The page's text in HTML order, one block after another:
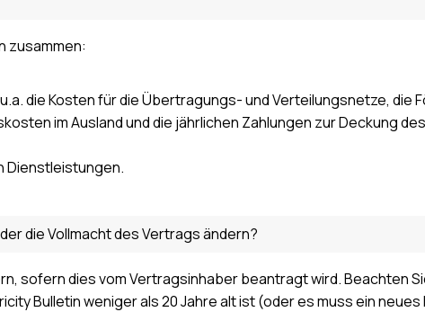
zusammen:
die Kosten für die Übertragungs- und Verteilungsnetze, die
im Ausland und die jährlichen Zahlungen zur Deckung
Dienstleistungen.
die Vollmacht des Vertrags ändern?
sofern dies vom Vertragsinhaber beantragt wird. Beachten
Bulletin weniger als 20 Jahre alt ist (oder es muss ein